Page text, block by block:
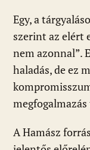
Egy, a
szerint az elért
nem azonnal”.
haladás, de ez
A Hamász